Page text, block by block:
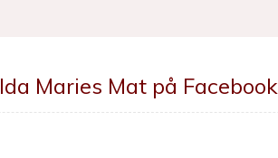
Ida Maries Mat på Facebook